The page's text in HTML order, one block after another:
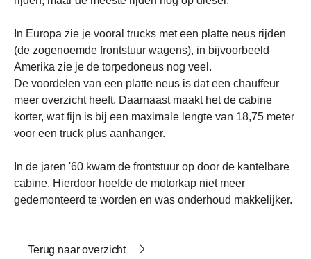
In Europa zie je vooral trucks met een platte neus rijden
(de zogenoemde frontstuur wagens), in bijvoorbeeld
Amerika zie je de torpedoneus nog veel.
De voordelen van een platte neus is dat een chauffeur
meer overzicht heeft. Daarnaast maakt het de cabine
korter, wat fijn is bij een maximale lengte van 18,75 meter
voor een truck plus aanhanger.
In de jaren '60 kwam de frontstuur op door de kantelbare
cabine. Hierdoor hoefde de motorkap niet meer
gedemonteerd te worden en was onderhoud makkelijker.
Terug naar overzicht